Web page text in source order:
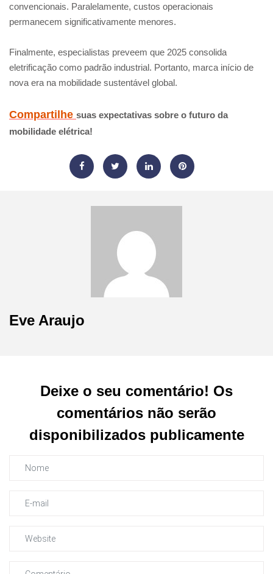
convencionais. Paralelamente, custos operacionais
permanecem significativamente menores.
Finalmente, especialistas preveem que 2025 consolida
eletrificação como padrão industrial. Portanto, marca início de
nova era na mobilidade sustentável global.
Compartilhe suas expectativas sobre o futuro da
mobilidade elétrica!
Eve Araujo
Deixe o seu comentário! Os
comentários não serão
disponibilizados publicamente